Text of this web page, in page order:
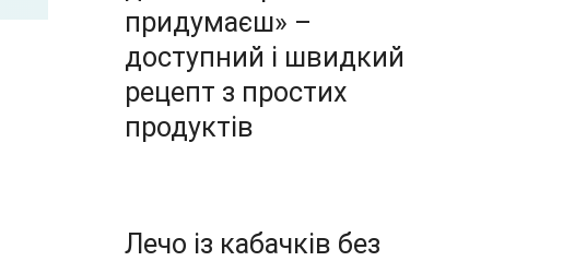
придумаєш» –
доступний і швидкий
рецепт з простих
продуктів
Лечо із кабачків без